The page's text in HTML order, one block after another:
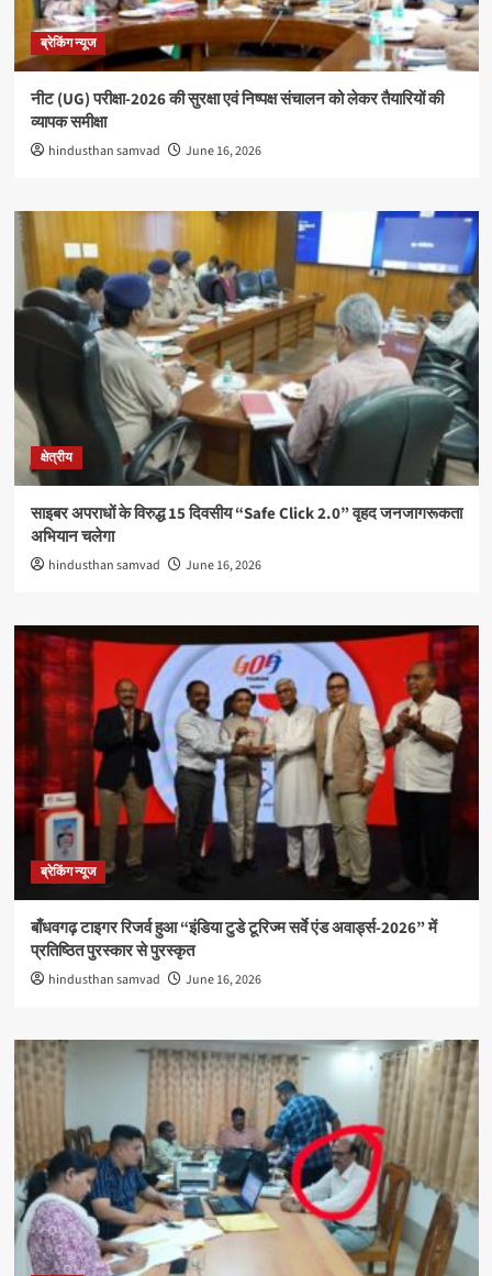
ब्रेकिंग न्यूज
नीट (UG) परीक्षा-2026 की सुरक्षा एवं निष्पक्ष संचालन को लेकर तैयारियों की
व्यापक समीक्षा
hindusthan samvad June 16, 2026
क्षेत्रीय
साइबर अपराधों के विरुद्ध 15 दिवसीय “Safe Click 2.0” वृहद जनजागरूकता
अभियान चलेगा
hindusthan samvad June 16, 2026
ब्रेकिंग न्यूज
बाँधवगढ़ टाइगर रिजर्व हुआ “इंडिया टुडे टूरिज्म सर्वे एंड अवार्ड्स-2026” में
प्रतिष्ठित पुरस्कार से पुरस्कृत
hindusthan samvad June 16, 2026